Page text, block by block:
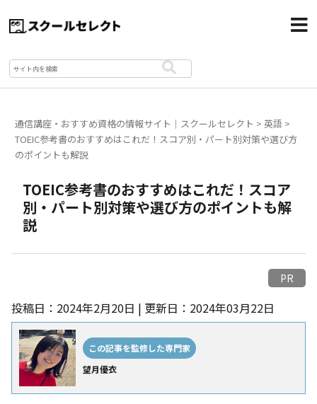
通信講座・おすすめ資格の情報サイト｜スクールセレクト >英語 >
TOEIC参考書のおすすめはこれだ！スコア別・パート別対策や選び方
のポイントも解説
TOEIC参考書のおすすめはこれだ！スコア
別・パート別対策や選び方のポイントも解
説
PR
投稿日：2024年2月20日 | 更新日：2024年03月22日
この記事を監修した専門家
望月優衣